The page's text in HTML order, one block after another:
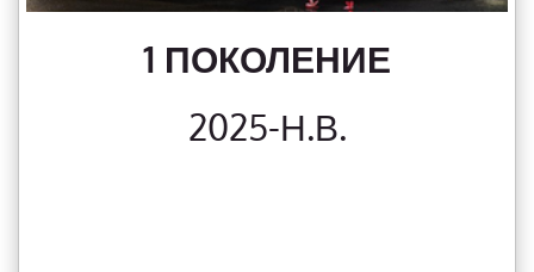
1 ПОКОЛЕНИЕ
2025-Н.В.